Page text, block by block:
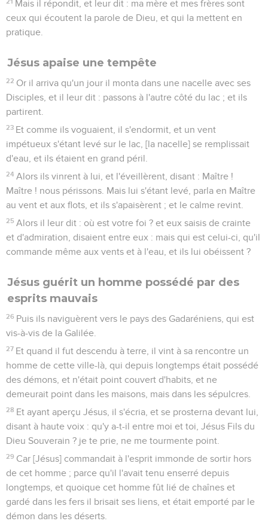
Mais il répondit, et leur dit : ma mère et mes frères sont
ceux qui écoutent la parole de Dieu, et qui la mettent en
pratique.
Jésus apaise une tempête
22 Or il arriva qu'un jour il monta dans une nacelle avec ses
Disciples, et il leur dit : passons à l'autre côté du lac ; et ils
partirent.
23 Et comme ils voguaient, il s'endormit, et un vent
impétueux s'étant levé sur le lac, [la nacelle] se remplissait
d'eau, et ils étaient en grand péril.
24 Alors ils vinrent à lui, et l'éveillèrent, disant : Maître !
Maître ! nous périssons. Mais lui s'étant levé, parla en Maître
au vent et aux flots, et ils s'apaisèrent ; et le calme revint.
25 Alors il leur dit : où est votre foi ? et eux saisis de crainte
et d'admiration, disaient entre eux : mais qui est celui-ci, qu'il
commande même aux vents et à l'eau, et ils lui obéissent ?
Jésus guérit un homme possédé par des
esprits mauvais
26 Puis ils naviguèrent vers le pays des Gadaréniens, qui est
vis-à-vis de la Galilée.
27 Et quand il fut descendu à terre, il vint à sa rencontre un
homme de cette ville-là, qui depuis longtemps était possédé
des démons, et n'était point couvert d'habits, et ne
demeurait point dans les maisons, mais dans les sépulcres.
28 Et ayant aperçu Jésus, il s'écria, et se prosterna devant lui,
disant à haute voix : qu'y a-t-il entre moi et toi, Jésus Fils du
Dieu Souverain ? je te prie, ne me tourmente point.
29 Car [Jésus] commandait à l'esprit immonde de sortir hors
de cet homme ; parce qu'il l'avait tenu enserré depuis
longtemps, et quoique cet homme fût lié de chaînes et
gardé dans les fers il brisait ses liens, et était emporté par le
démon dans les déserts.